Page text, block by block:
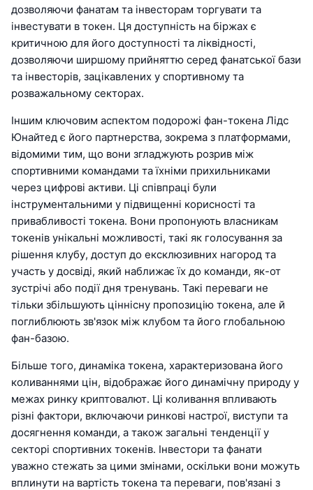
дозволяючи фанатам та інвесторам торгувати та
інвестувати в токен. Ця доступність на біржах є
критичною для його доступності та ліквідності,
дозволяючи ширшому прийняттю серед фанатської бази
та інвесторів, зацікавлених у спортивному та
розважальному секторах.
Іншим ключовим аспектом подорожі фан-токена Лідс
Юнайтед є його партнерства, зокрема з платформами,
відомими тим, що вони згладжують розрив між
спортивними командами та їхніми прихильниками
через цифрові активи. Ці співпраці були
інструментальними у підвищенні корисності та
привабливості токена. Вони пропонують власникам
токенів унікальні можливості, такі як голосування за
рішення клубу, доступ до ексклюзивних нагород та
участь у досвіді, який наближає їх до команди, як-от
зустрічі або події дня тренувань. Такі переваги не
тільки збільшують ціннісну пропозицію токена, але й
поглиблюють зв'язок між клубом та його глобальною
фан-базою.
Більше того, динаміка токена, характеризована його
коливаннями цін, відображає його динамічну природу у
межах ринку криптовалют. Ці коливання впливають
різні фактори, включаючи ринкові настрої, виступи та
досягнення команди, а також загальні тенденції у
секторі спортивних токенів. Інвестори та фанати
уважно стежать за цими змінами, оскільки вони можуть
вплинути на вартість токена та переваги, пов'язані з